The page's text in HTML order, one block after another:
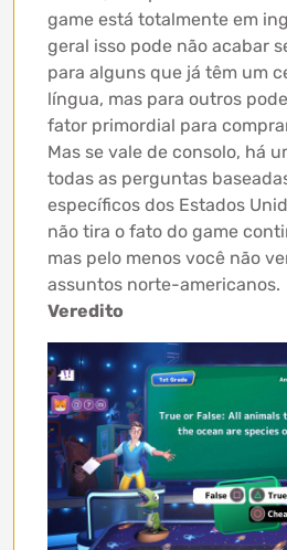
game está totalmente em
geral isso pode não acabar
para alguns que já têm um
língua, mas para outros
fator primordial para
Mas se vale de consolo, há
todas as perguntas
específicos dos Estados
não tira o fato do game
mas pelo menos você não
assuntos norte-americanos.
Veredito